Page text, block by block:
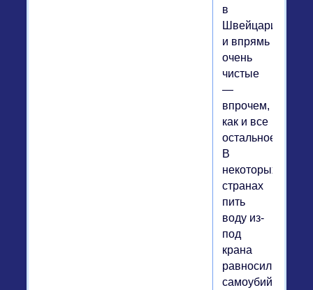
в
Швейцарии
и впрямь
очень
чистые
—
впрочем,
как и все
остальное.
В
некоторых
странах
пить
воду из-
под
крана
равносильно
самоубийству